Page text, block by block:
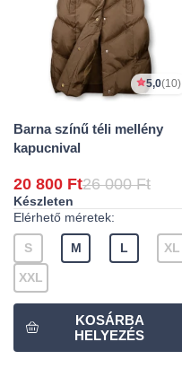
5,0(10)
Barna színű téli mellény
kapucnival
20 800 Ft26 000 Ft
Készleten
Elérhető méretek:
S M L XL
XXL